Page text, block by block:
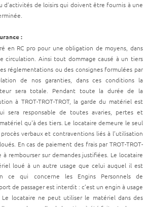
d’activités de loisirs qui doivent être fournis à une
:
en RC pro pour une obligation de moyens, dans
circulation. Ainsi tout dommage causé à un tiers
réglementations ou des consignes formulées par
de nos garanties, dans ces conditions la
sera totale. Pendant toute la durée de la
à TROT-TROT-TROT, la garde du matériel est
sera responsable de toutes avaries, pertes et
qu'à des tiers. Le locataire demeure le seul
verbaux et contraventions liés à l’utilisation
En cas de paiement des frais par TROT-TROT-
à rembourser sur demandes justifiées. Le locataire
loué à un autre usage que celui auquel il est
ce qui concerne les Engins Personnels de
de passager est interdit : c’est un engin à usage
Le locataire ne peut utiliser le matériel dans des